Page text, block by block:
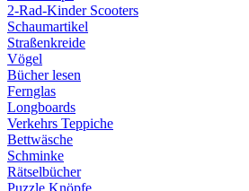
2-Rad-Kinder Scooters
Schaumartikel
Straßenkreide
Vögel
Bücher lesen
Fernglas
Longboards
Verkehrs Teppiche
Bettwäsche
Schminke
Rätselbücher
Puzzle Knöpfe